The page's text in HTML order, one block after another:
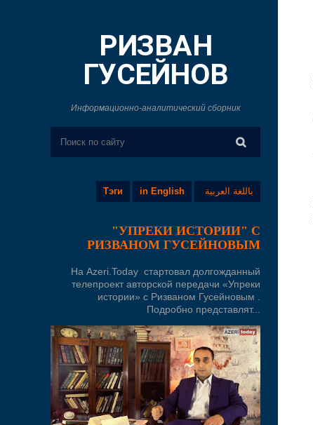
РИЗВАН
ГУСЕЙНОВ
Информационно-аналитический сборник
باللغة العربية in English
Тэги
"УПРЕКИ ИСТОРИИ" С
РИЗВАНОМ ГУСЕЙНОВЫМ
На Azeri.Today стартовал долгожданный
телепроект авторской передачи «Упреки
истории» с Ризваном Гусейновым .
Подробно представлят...